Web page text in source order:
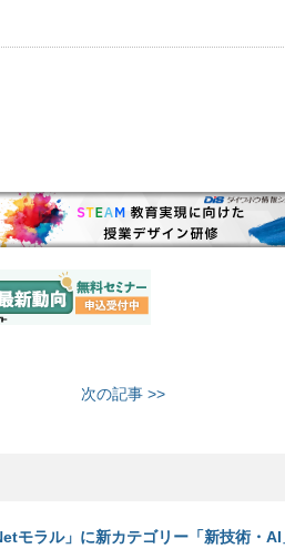
次の記事 >>
モラル」に新カテゴリー「新技術・AI